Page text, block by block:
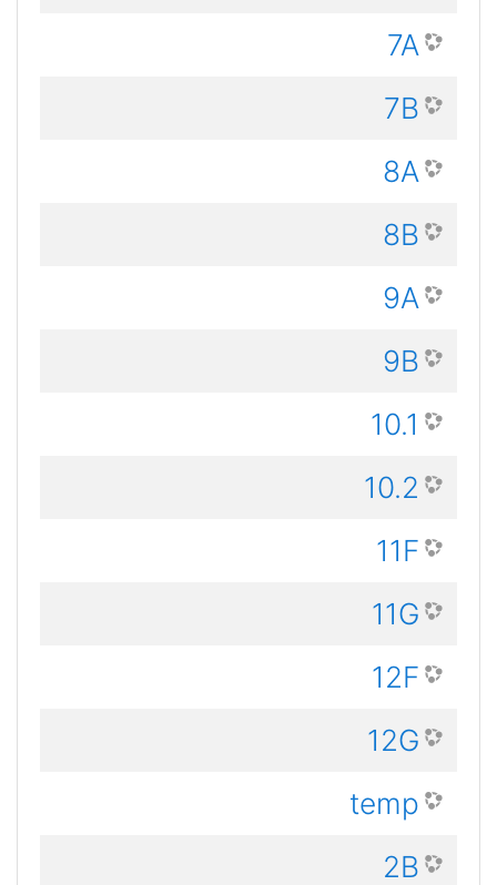
7A
7B
8A
8B
9A
9B
10.1
10.2
11F
11G
12F
12G
temp
2B